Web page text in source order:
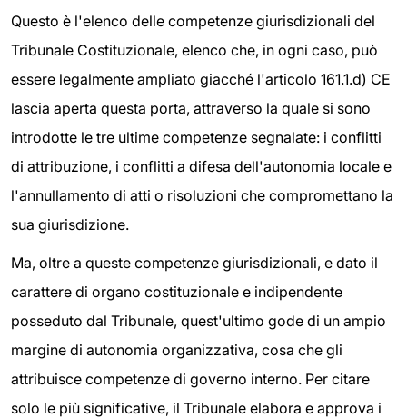
Questo è l'elenco delle competenze giurisdizionali del
Tribunale Costituzionale, elenco che, in ogni caso, può
essere legalmente ampliato giacché l'articolo 161.1.d) CE
lascia aperta questa porta, attraverso la quale si sono
introdotte le tre ultime competenze segnalate: i conflitti
di attribuzione, i conflitti a difesa dell'autonomia locale e
l'annullamento di atti o risoluzioni che compromettano la
sua giurisdizione.
Ma, oltre a queste competenze giurisdizionali, e dato il
carattere di organo costituzionale e indipendente
posseduto dal Tribunale, quest'ultimo gode di un ampio
margine di autonomia organizzativa, cosa che gli
attribuisce competenze di governo interno. Per citare
solo le più significative, il Tribunale elabora e approva i